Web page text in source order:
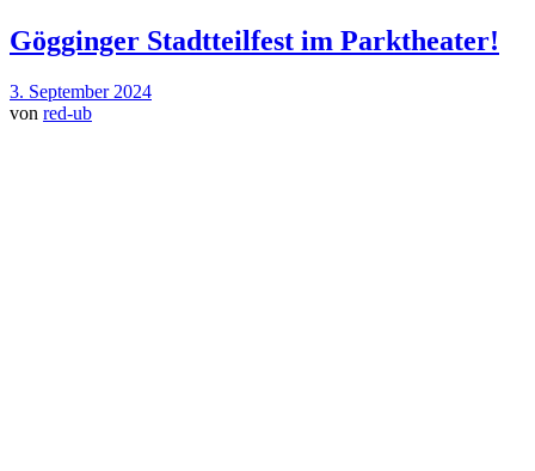
Gögginger Stadtteilfest im Parktheater!
3. September 2024
von red-ub